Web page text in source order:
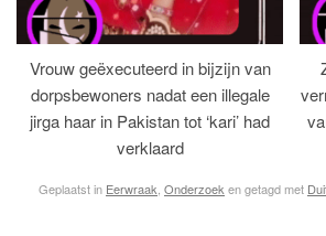
Vrouw geëxecuteerd in bijzijn van
dorpsbewoners nadat een illegale
jirga haar in Pakistan tot ‘kari’ had
verklaard
Geplaatst in Eerwraak Onderzoek en getagd met